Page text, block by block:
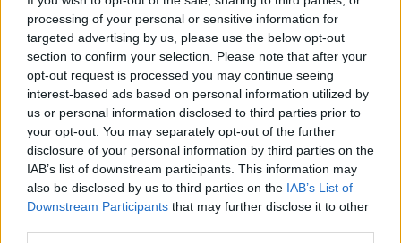
processing of your personal or sensitive information for
targeted advertising by us, please use the below opt-out
section to confirm your selection. Please note that after your
opt-out request is processed you may continue seeing
interest-based ads based on personal information utilized by
us or personal information disclosed to third parties prior to
your opt-out. You may separately opt-out of the further
disclosure of your personal information by third parties on the
IAB’s list of downstream participants. This information may
also be disclosed by us to third parties on the IAB’s List of
Downstream Participants that may further disclose it to other
probudit!!! Řekněte - co dělat????
Viktor Třebický: Sklo je stále tou nejlepší ze špatných
cest
Richard Tichý, citovaný v článku "Akce proti PET lahvím a za návrat
skla lze údajně zpochybnit" z 18. května 2000 se vyslovuje proti
snaze "rádobybojovníků za životní prostředí" omezit užívání PET
lahví. Jeho argument zní, že užívání jak PET tak skleněných lahví je
spojeno s rizikem znečišťování životního prostředí (v čemž má
samozřejmě pravdu). Z jeho tvrzení ovšem také vyplývá, že dosud
nejsme z odborného hlediska schopni různé vlivy na životní
prostředí seriózně porovnat. To už tak docela pravda není.